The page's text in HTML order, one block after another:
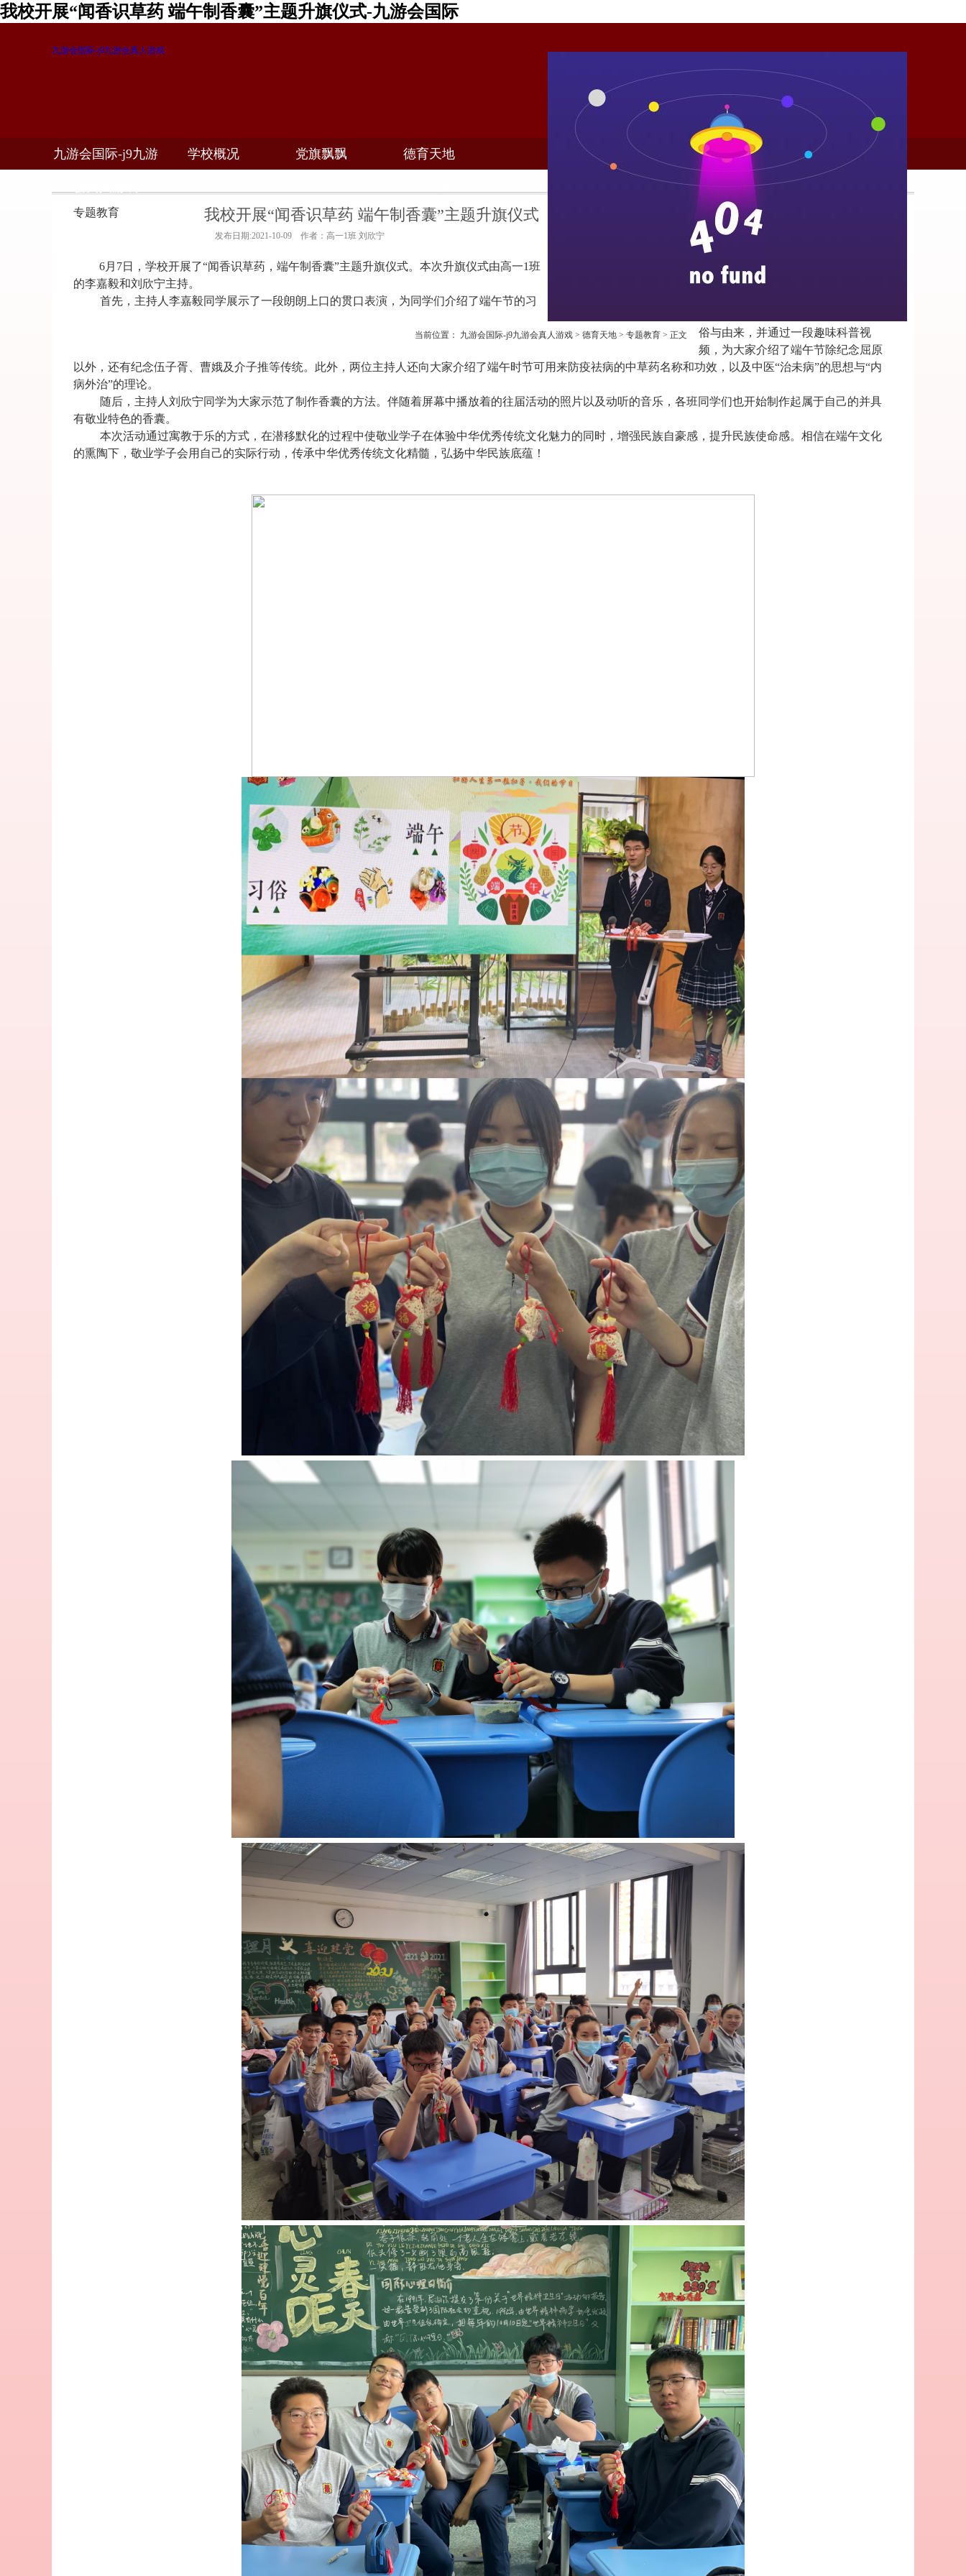
我校开展“闻香识草药 端午制香囊”主题升旗仪式-九游会国际
九游会国际-j9九游会真人游戏
九游会国际-j9九游 学校概况 党旗飘飘 德育天地
专题教育
当前位置： 九游会国际-j9九游会真人游戏 > 德育天地 > 专题教育 > 正文
我校开展“闻香识草药 端午制香囊”主题升旗仪式
发布日期:2021-10-09 作者：高一1班 刘欣宁
6月7日，学校开展了“闻香识草药，端午制香囊”主题升旗仪式。本次升旗仪式由高一1班
的李嘉毅和刘欣宁主持。
首先，主持人李嘉毅同学展示了一段朗朗上口的贯口表演，为同学们介绍了端午节的习
俗与由来，并通过一段趣味科普视
频，为大家介绍了端午节除纪念屈原
以外，还有纪念伍子胥、曹娥及介子推等传统。此外，两位主持人还向大家介绍了端午时节可用来防疫祛病的中草药名称和功效，以及中医“治未病”的思想与“内
病外治”的理论。
随后，主持人刘欣宁同学为大家示范了制作香囊的方法。伴随着屏幕中播放着的往届活动的照片以及动听的音乐，各班同学们也开始制作起属于自己的并具
有敬业特色的香囊。
本次活动通过寓教于乐的方式，在潜移默化的过程中使敬业学子在体验中华优秀传统文化魅力的同时，增强民族自豪感，提升民族使命感。相信在端午文化
的熏陶下，敬业学子会用自己的实际行动，传承中华优秀传统文化精髓，弘扬中华民族底蕴！